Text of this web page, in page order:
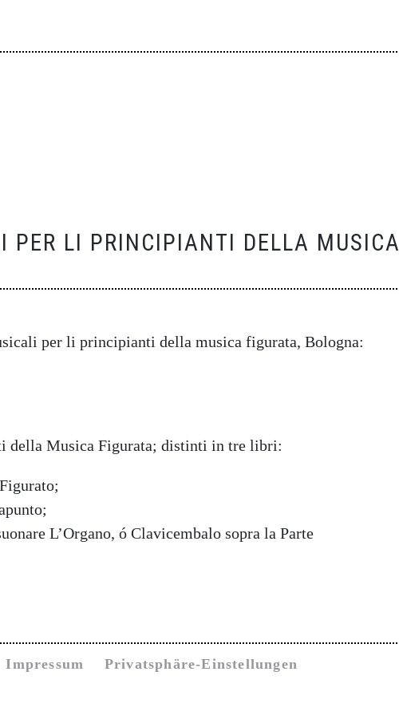
PER LI PRINCIPIANTI DELLA MUSICA
per li principianti della musica figurata, Bologna:
Musica Figurata; distinti in tre libri:
L’Organo, ó Clavicembalo sopra la Parte
Impressum Privatsphäre-Einstellungen